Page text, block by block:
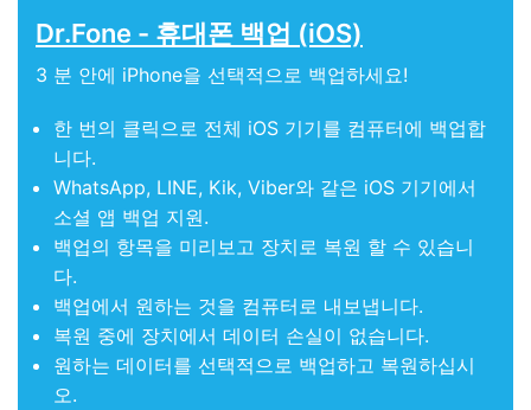
Dr.Fone - 휴대폰 백업 (iOS)
3 분 안에 iPhone을 선택적으로 백업하세요!
한 번의 클릭으로 전체 iOS 기기를 컴퓨터에 백업합
니다.
WhatsApp, LINE, Kik, Viber와 같은 iOS 기기에서
소셜 앱 백업 지원.
백업의 항목을 미리보고 장치로 복원 할 수 있습니
다.
백업에서 원하는 것을 컴퓨터로 내보냅니다.
복원 중에 장치에서 데이터 손실이 없습니다.
원하는 데이터를 선택적으로 백업하고 복원하십시
오.